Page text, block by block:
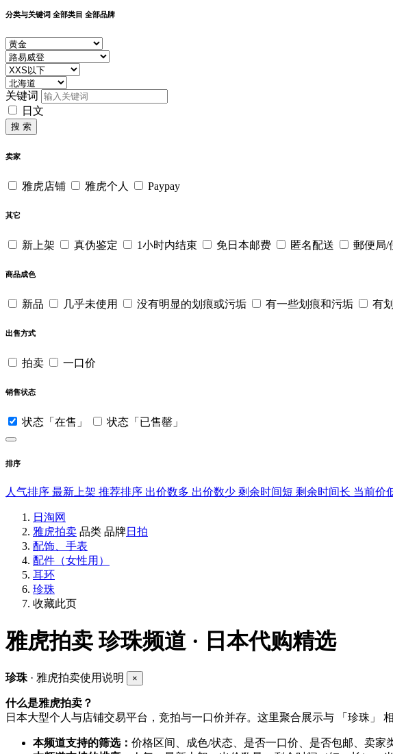
分类与关键词 全部类目 全部品牌
关键词
日文
搜 索
卖家
雅虎店铺 雅虎个人 Paypay
其它
新上架 真伪鉴定 1小时内结束 免日本邮费 匿名配送 郵便局/
商品成色
新品 几乎未使用 没有明显的划痕或污垢 有一些划痕和污垢 有
出售方式
拍卖 一口价
销售状态
状态「在售」 状态「已售罄」
排序
人气排序 最新上架 推荐排序 出价数多 出价数少 剩余时间短 剩余时间长 当前价
日淘网
雅虎拍卖 品类 品牌日拍
配饰、手表
配件（女性用）
耳环
珍珠
收藏此页
雅虎拍卖珍珠频道 · 日本代购精选
珍珠 · 雅虎拍卖使用说明 ×
什么是雅虎拍卖？
日本大型个人与店铺交易平台，竞拍与一口价并存。这里聚合展示与 「珍珠」
本频道支持的筛选： 价格区间、成色/状态、是否一口价、是否包邮、卖家